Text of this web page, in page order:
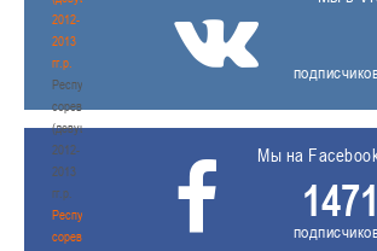
2012-
2013
гг.р.
Республиканские
соревнования
(девушки)
2012-
2013
гг.р.
Республиканские
соревнования
Мы на
1471